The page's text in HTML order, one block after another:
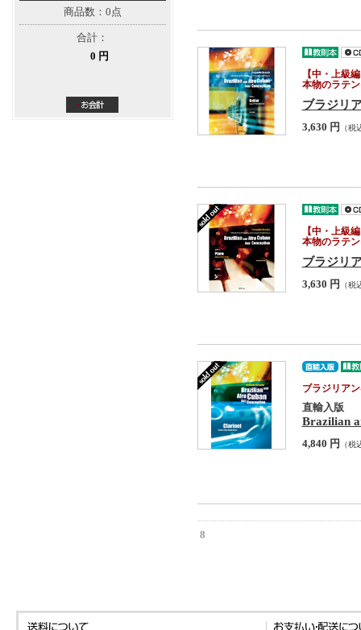
商品数：0点
合計：
0 円
【中・上級
本物のラテ
ブラジリ
3,630 円 （税
【中・上級
本物のラテ
ブラジリ
3,630 円 （税
ブラジリア
直輸入版
Brazilian
4,840 円 （税
8